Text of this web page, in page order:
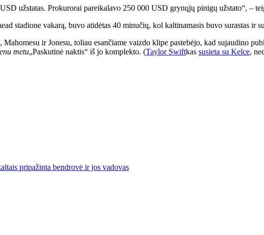
užstatas. Prokurorai pareikalavo 250 000 USD grynųjų pinigų užstato“, –
stadione vakarą, buvo atidėtas 40 minučių, kol kaltinamasis buvo surastas ir
ir Jonesu, toliau esančiame vaizdo klipe pastebėjo, kad sujaudino
metu„Paskutinė naktis“ iš jo komplekto. (Taylor Swiftkas susieta su Kelce,
pripažinta bendrovė ir jos vadovas